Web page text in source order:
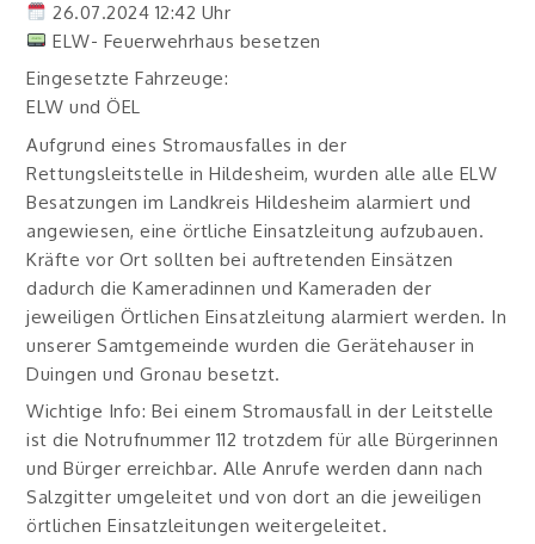
26.07.2024 12:42 Uhr
ELW- Feuerwehrhaus besetzen
Eingesetzte Fahrzeuge:
ELW und ÖEL
Aufgrund eines Stromausfalles in der
Rettungsleitstelle in Hildesheim, wurden alle alle ELW
Besatzungen im Landkreis Hildesheim alarmiert und
angewiesen, eine örtliche Einsatzleitung aufzubauen.
Kräfte vor Ort sollten bei auftretenden Einsätzen
dadurch die Kameradinnen und Kameraden der
jeweiligen Örtlichen Einsatzleitung alarmiert werden. In
unserer Samtgemeinde wurden die Gerätehauser in
Duingen und Gronau besetzt.
Wichtige Info: Bei einem Stromausfall in der Leitstelle
ist die Notrufnummer 112 trotzdem für alle Bürgerinnen
und Bürger erreichbar. Alle Anrufe werden dann nach
Salzgitter umgeleitet und von dort an die jeweiligen
örtlichen Einsatzleitungen weitergeleitet.